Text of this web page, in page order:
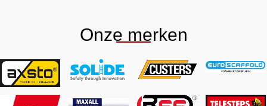
Onze merken